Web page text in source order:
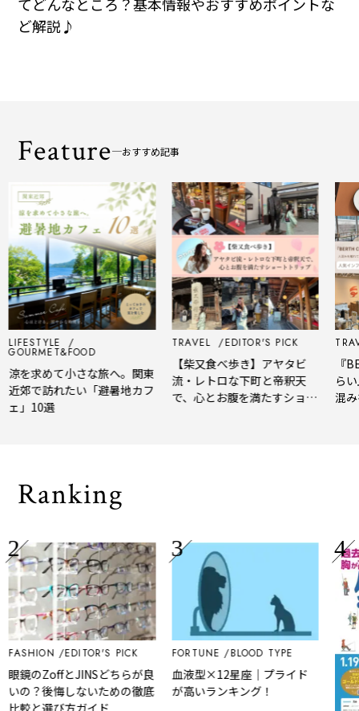
ど解説♪
Feature おすすめ記事
LIFESTYLE
GOURMET&FOOD
涼を求めて小さな旅へ。関東
近郊で訪れたい「避暑地カフ
ェ」10選
TRAVEL EDITOR'S PICK
【柴又食べ歩き】アヤタビ
流・レトロな下町と帝釈天
で、心とお腹を満たすショー
『
ら
混
Ranking
FASHION EDITOR'S PICK
眼鏡のZoffとJINSどちらが良
いの？後悔しないための徹底
比較と選び方ガイド
FORTUNE BLOOD TYPE
血液型×12星座｜プライド
が高いランキング！